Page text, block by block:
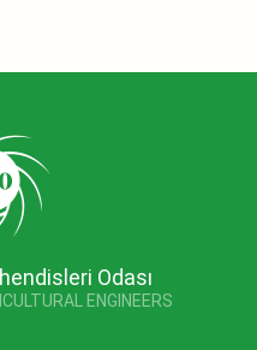
Odası
ENGINEERS